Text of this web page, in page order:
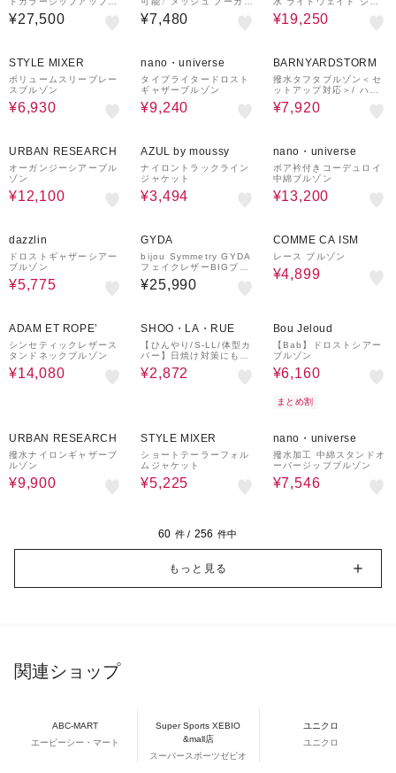
ャケット T-KIT対応
¥27,500
ー ハオリ 2◇
¥7,480
ート丈MA-1ブルゾン
¥19,250
STYLE MIXER
ボリュームスリーブレー
スブルゾン
¥6,930
nano・universe
タイプライタードロスト
ギャザーブルゾン
¥9,240
BARNYARDSTORM
撥水タフタブルゾン＜セ
ットアップ対応＞/ ハン
ドウォッシャブル
¥7,920
URBAN RESEARCH
オーガンジーシアーブル
ゾン
¥12,100
AZUL by moussy
ナイロントラックライン
ジャケット
¥3,494
nano・universe
ボア衿付きコーデュロイ
中綿ブルゾン
¥13,200
dazzlin
ドロストギャザーシアー
ブルゾン
¥5,775
GYDA
bijou Symmetry GYDA
フェイクレザーBIGブル
ゾン
¥25,990
COMME CA ISM
レース ブルゾン
¥4,899
ADAM ET ROPE’
シンセティックレザース
タンドネックブルゾン
¥14,080
SHOO・LA・RUE
【ひんやり/S-LL/体型カ
バー】日焼け対策にも女
性らしさを UVカットペ
プラムパーカ
¥2,872
Bou Jeloud
【Bab】ドロストシアー
ブルゾン
¥6,160
まとめ割
URBAN RESEARCH
撥水ナイロンギャザーブ
ルゾン
¥9,900
STYLE MIXER
ショートテーラーフォル
ムジャケット
¥5,225
nano・universe
撥水加工 中綿スタンドオ
ーバージップブルゾン
¥7,546
60 件 / 256 件中
もっと見る
関連ショップ
ABC-MART
エービーシー・マート
Super Sports XEBIO
&mall店
スーパースポーツゼビオ
ユニクロ
ユニクロ